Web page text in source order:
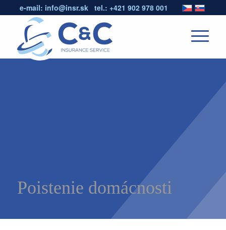
e-mail: info@insr.sktel.: +421 902 978 001
Poistenie domácnosti